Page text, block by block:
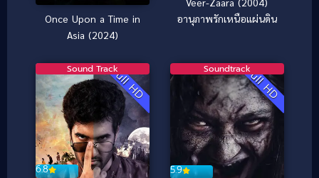
Once Upon a Time in
Asia (2024)
อานุภาพรักเหนือแผ่นดิน
Full HD
6.8
Sound Track Full HD
5.9
Soundtrack